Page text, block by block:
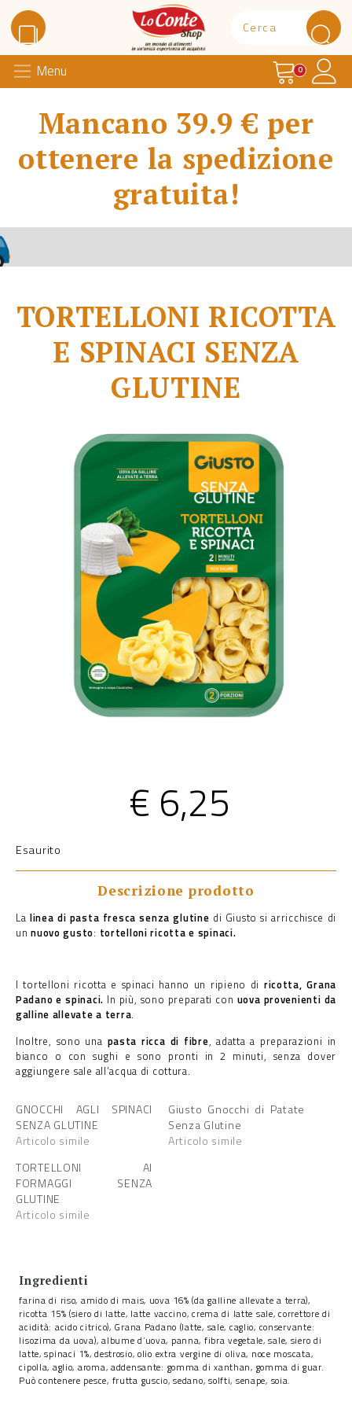
Lo Conte Shop
Menu Carrello
0
Mancano 39.9 € per
ottenere la spedizione
gratuita!
TORTELLONI RICOTTA
E SPINACI SENZA
GLUTINE
€ 6,25
Esaurito
Descrizione prodotto
La linea di pasta fresca senza glutine di Giusto si arricchisce di
unnuovo gusto: tortelloni ricotta e spinaci.
I tortelloni ricotta e spinaci hanno un ripieno di ricotta, Grana
Padano e spinaci. In più, sono preparati con uova provenienti da
galline allevate a terra.
Inoltre, sono una pasta ricca di fibre, adatta a preparazioni in
bianco o con sughi e sono pronti in 2 minuti, senza dover
aggiungere sale all’acqua di cottura.
GNOCCHI AGLI SPINACI
SENZA GLUTINE
Articolo simile
Giusto Gnocchi di Patate
Senza Glutine
Articolo simile
TORTELLONI AI
FORMAGGI SENZA
GLUTINE
Articolo simile
Ingredienti
farina di riso, amido di mais, uova 16% (da galline allevate a terra),
ricotta 15% (siero di latte, latte vaccino, crema di latte sale, correttore di
acidità: acido citrico), Grana Padano (latte, sale, caglio, conservante:
lisozima da uova), albume d’uova, panna, fibra vegetale, sale, siero di
latte, spinaci 1%, destrosio, olio extra vergine di oliva, noce moscata,
cipolla, aglio, aroma, addensante: gomma di xanthan, gomma di guar.
Può contenere pesce, frutta guscio, sedano, solfti, senape, soia.